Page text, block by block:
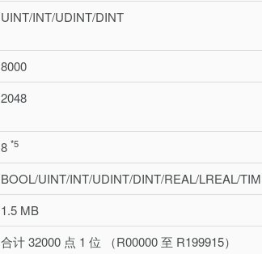
UINT/INT/UDINT/DINT
8000
2048
8 *5
BOOL/UINT/INT/UDINT/DINT/REAL/LREAL/
1.5 MB
合计 32000 点 1 位 （R00000 至 R199915）